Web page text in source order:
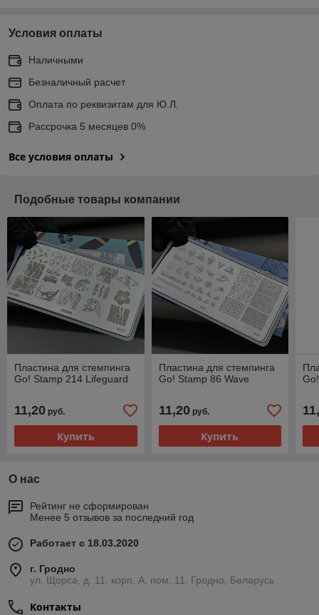
Условия оплаты
Наличными
Безналичный расчет
Оплата по реквизитам для Ю.Л.
Рассрочка 5 месяцев 0%
Все условия оплаты
Подобные товары компании
Пластина для стемпинга
Go! Stamp 214 Lifeguard
11,20 руб.
Купить
Пластина для стемпинга
Go! Stamp 86 Wave
11,20руб.
Купить
О нас
Рейтинг не сформирован
Менее 5 отзывов за последний год
Работает с 18.03.2020
г. Гродно
ул. Щорса, д. 11, корп. А, пом. 11, Гродно, Беларусь
Контакты